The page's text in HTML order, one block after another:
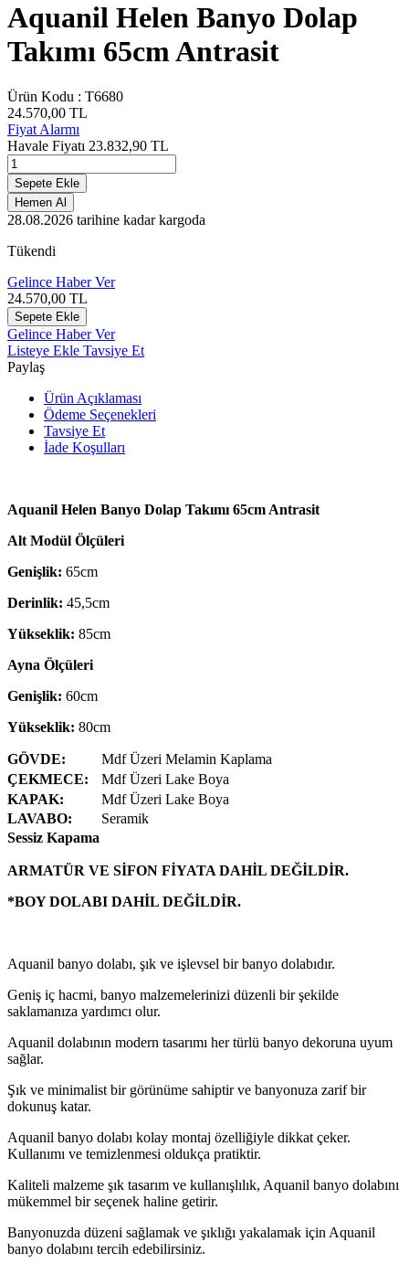
Aquanil Helen Banyo Dolap
Takımı 65cm Antrasit
Ürün Kodu : T6680
24.570,00 TL
Fiyat Alarmı
Havale Fiyatı 23.832,90 TL
Sepete Ekle
Hemen Al
28.08.2026 tarihine kadar kargoda
Tükendi
Gelince Haber Ver
24.570,00 TL
Sepete Ekle
Gelince Haber Ver
Listeye Ekle Tavsiye Et
Paylaş
Ürün Açıklaması
Ödeme Seçenekleri
Tavsiye Et
İade Koşulları
Aquanil Helen Banyo Dolap Takımı 65cm Antrasit
Alt Modül Ölçüleri
Genişlik: 65cm
Derinlik: 45,5cm
Yükseklik: 85cm
Ayna Ölçüleri
Genişlik: 60cm
Yükseklik: 80cm
GÖVDE:
Mdf Üzeri Melamin Kaplama
ÇEKMECE:
Mdf Üzeri Lake Boya
KAPAK:
Mdf Üzeri Lake Boya
LAVABO:
Seramik
Sessiz Kapama
ARMATÜR VE SİFON FİYATA DAHİL DEĞİLDİR.
*BOY DOLABI DAHİL DEĞİLDİR.
Aquanil banyo dolabı, şık ve işlevsel bir banyo dolabıdır.
Geniş iç hacmi, banyo malzemelerinizi düzenli bir şekilde
saklamanıza yardımcı olur.
Aquanil dolabının modern tasarımı her türlü banyo dekoruna uyum
sağlar.
Şık ve minimalist bir görünüme sahiptir ve banyonuza zarif bir
dokunuş katar.
Aquanil banyo dolabı kolay montaj özelliğiyle dikkat çeker.
Kullanımı ve temizlenmesi oldukça pratiktir.
Kaliteli malzeme şık tasarım ve kullanışlılık, Aquanil banyo dolabını
mükemmel bir seçenek haline getirir.
Banyonuzda düzeni sağlamak ve şıklığı yakalamak için Aquanil
banyo dolabını tercih edebilirsiniz.